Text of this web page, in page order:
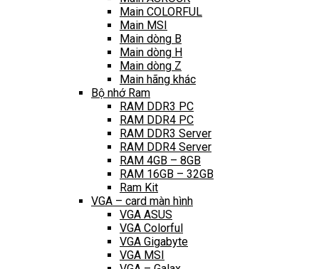
Main COLORFUL
Main MSI
Main dòng B
Main dòng H
Main dòng Z
Main hãng khác
Bộ nhớ Ram
RAM DDR3 PC
RAM DDR4 PC
RAM DDR3 Server
RAM DDR4 Server
RAM 4GB – 8GB
RAM 16GB – 32GB
Ram Kit
VGA – card màn hình
VGA ASUS
VGA Colorful
VGA Gigabyte
VGA MSI